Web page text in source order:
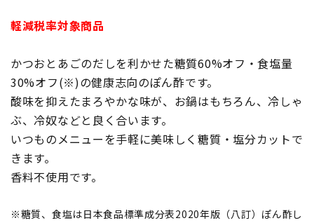
軽減税率対象商品
かつおとあごのだしを利かせた糖質60%オフ・食塩量
30%オフ(※)の健康志向のぽん酢です。
酸味を抑えたまろやかな味が、お鍋はもちろん、冷しゃ
ぶ、冷奴などと良く合います。
いつものメニューを手軽に美味しく糖質・塩分カットで
きます。
香料不使用です。
※糖質、食塩は日本食品標準成分表2020年版（八訂）ぽん酢し